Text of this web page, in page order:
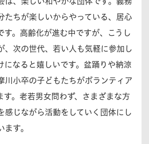
たちが楽しいからやっている、居心
す。高齢化が進む中ですが、こうし
、次の世代、若い人も気軽に参加し
になると嬉しいです。盆踊りや納涼
川小卒の子どもたちがボランティア
す。老若男女問わず、さまざまな方
感じながら活動をしていく団体にし
ます。